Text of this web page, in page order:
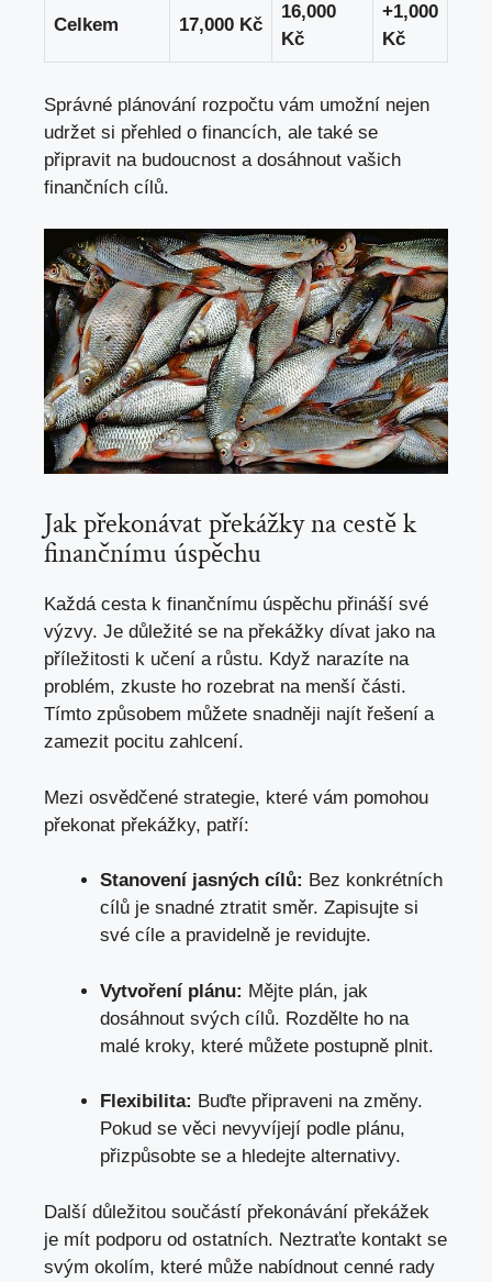
Celkem 17,000 Kč
16,000
Kč
+1,000
Kč
Správné plánování rozpočtu vám umožní nejen
udržet si přehled o financích, ale také se
připravit na budoucnost a dosáhnout vašich
finančních cílů.
Jak překonávat překážky na cestě k
finančnímu úspěchu
Každá cesta k finančnímu úspěchu přináší své
výzvy. Je důležité se na překážky dívat jako na
příležitosti k učení a růstu. Když narazíte na
problém, zkuste ho rozebrat na menší části.
Tímto způsobem můžete snadněji najít řešení a
zamezit pocitu zahlcení.
Mezi osvědčené strategie, které vám pomohou
překonat překážky, patří:
Stanovení jasných cílů: Bez konkrétních
cílů je snadné ztratit směr. Zapisujte si
své cíle a pravidelně je revidujte.
Vytvoření plánu: Mějte plán, jak
dosáhnout svých cílů. Rozdělte ho na
malé kroky, které můžete postupně plnit.
Flexibilita: Buďte připraveni na změny.
Pokud se věci nevyvíjejí podle plánu,
přizpůsobte se a hledejte alternativy.
Další důležitou součástí překonávání překážek
je mít podporu od ostatních. Neztraťte kontakt se
svým okolím, které může nabídnout cenné rady